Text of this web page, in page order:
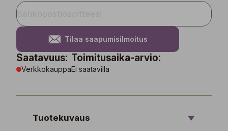
Tilaa saapumisilmoitus
Saatavuus:
Verkkokauppa
Toimitusaika-arvio:
Ei saatavilla
Tuotekuvaus